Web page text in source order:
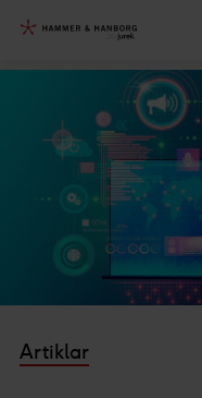
Artiklar